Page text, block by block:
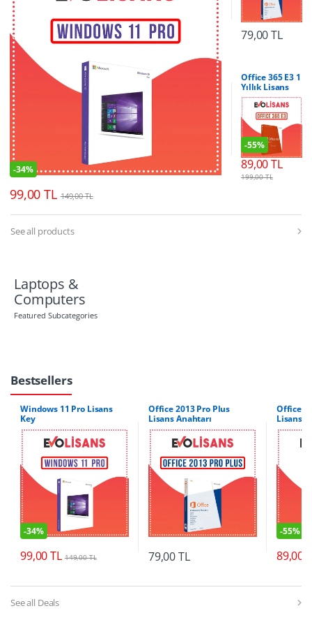
-34%
99,00TL 149,00TL
79,00TL
Office 365 E3 1
Yıllık Lisans
Anahtarı
-55%
89,00TL
199,00TL
See all products
Laptops &
Computers
Featured Subcategories
Bestsellers
Windows 11 Pro Lisans
Key
-34%
99,00TL 149,00TL
Office 2013 Pro Plus
Lisans Anahtarı
79,00TL
Office
Lisans
-55%
89,00
See all Deals